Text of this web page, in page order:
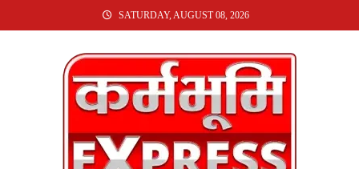
TO
SATURDAY, AUGUST 08, 2026